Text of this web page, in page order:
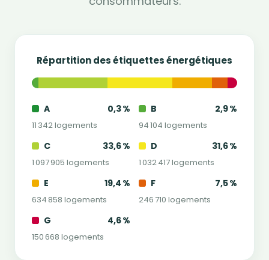
Répartition des étiquettes énergétiques
A 0,3 %
11 342 logements
B 2,9 %
94 104 logements
C 33,6 %
1 097 905 logements
D 31,6 %
1 032 417 logements
E 19,4 %
634 858 logements
F 7,5 %
246 710 logements
G 4,6 %
150 668 logements